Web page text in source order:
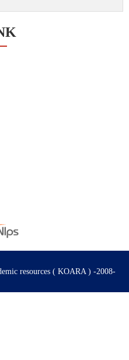
resources ( KOARA ) -2008-